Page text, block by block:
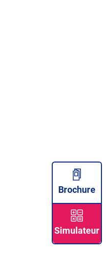
Brochure
Simulateur